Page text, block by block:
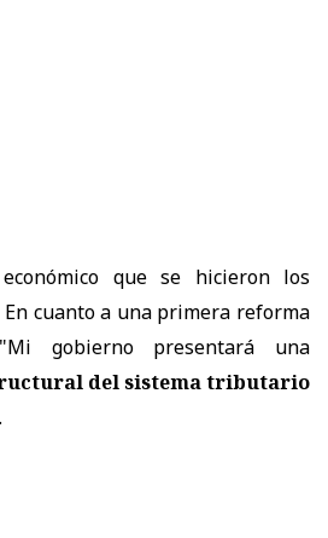
que se hicieron los
cuanto a una primera reforma
gobierno presentará una
del sistema tributario